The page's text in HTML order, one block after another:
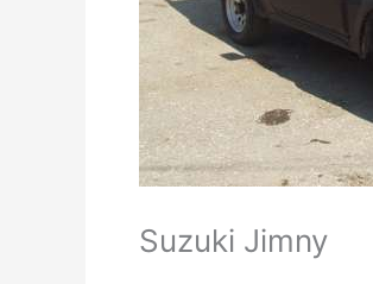
Suzuki Jimny